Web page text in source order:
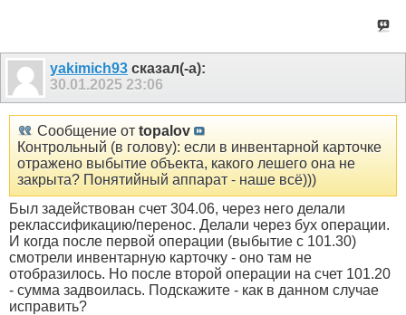
yakimich93 сказал(-а):
30.01.2025 23:06
Сообщение от topalov
Контрольный (в голову): если в инвентарной карточке
отражено выбытие объекта, какого лешего она не
закрыта? Понятийный аппарат - наше всё)))
Был задействован счет 304.06, через него делали
реклассификацию/перенос. Делали через бух операции.
И когда после первой операции (выбытие с 101.30)
смотрели инвентарную карточку - оно там не
отобразилось. Но после второй операции на счет 101.20
- сумма задвоилась. Подскажите - как в данном случае
исправить?